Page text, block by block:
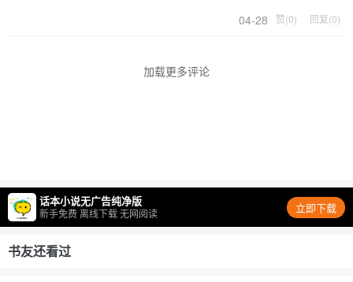
04-28
赞(0) 回复(0)
加载更多评论
话本小说无广告纯净版
新手免费 离线下载 无网阅读 立即下载
书友还看过